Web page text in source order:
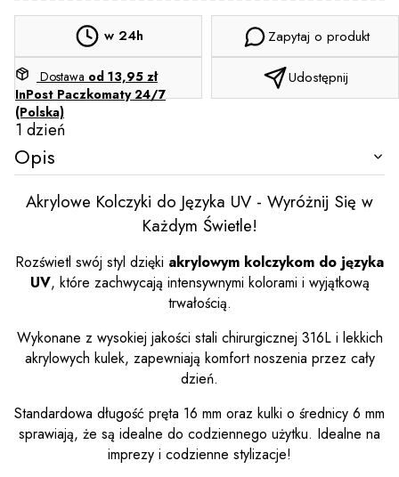
w 24h
Dostawa od 13,95 zł
InPost Paczkomaty 24/7
(Polska)
1 dzień
Zapytaj o produkt
Udostępnij
Opis
Akrylowe Kolczyki do Języka UV - Wyróżnij Się w
Każdym Świetle!
Rozświetl swój styl dzięki akrylowym kolczykom do języka
UV, które zachwycają intensywnymi kolorami i wyjątkową
trwałością.
Wykonane z wysokiej jakości stali chirurgicznej 316L i lekkich
akrylowych kulek, zapewniają komfort noszenia przez cały
dzień.
Standardowa długość pręta 16 mm oraz kulki o średnicy 6 mm
sprawiają, że są idealne do codziennego użytku. Idealne na
imprezy i codzienne stylizacje!